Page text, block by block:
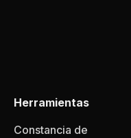
Herramientas
Constancia de